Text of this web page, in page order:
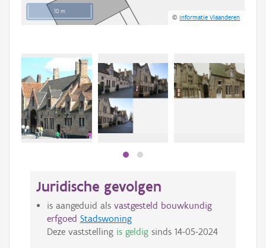
10 m
©Informatie Vlaanderen
Juridische gevolgen
is aangeduid als vastgesteld bouwkundig
erfgoed Stadswoning
Deze vaststelling is geldigsinds 14-05-2024